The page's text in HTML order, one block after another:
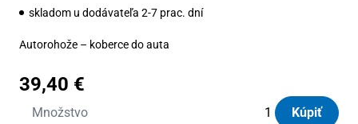
skladom u dodávateľa 2-7 prac. dní
Autorohože – koberce do auta
39,40 €
Množstvo
množstvo
Kúpiť